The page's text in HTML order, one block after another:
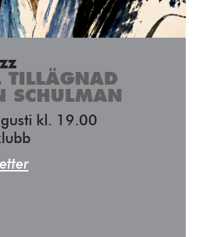
TILLÄGNAD
SCHULMAN
kl. 19.00